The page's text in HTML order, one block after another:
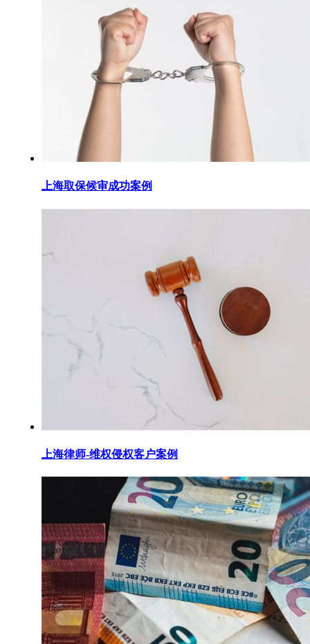
上海取保候审成功案例
上海律师-维权侵权客户案例